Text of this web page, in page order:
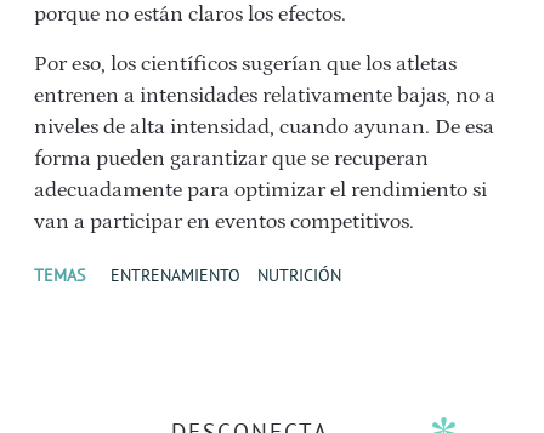
porque no están claros los efectos.
Por eso, los científicos sugerían que los atletas
entrenen a intensidades relativamente bajas, no a
niveles de alta intensidad, cuando ayunan. De esa
forma pueden garantizar que se recuperan
adecuadamente para optimizar el rendimiento si
van a participar en eventos competitivos.
TEMAS ENTRENAMIENTO NUTRICIÓN